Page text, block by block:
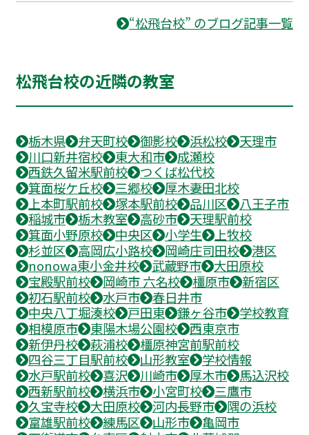
“松飛台校” のブログ記事一覧
松飛台校の近隣の教室
栃木県 弁天町校 御影校 浜松校
天理市
川口新井宿校
東大和市
成瀬校
西鉄久留米駅前校
つくば松代校
箕面桜ケ丘校
三郷校
厚木妻田北校
上本町駅前校
塚本駅前校 品川区
八王子市
稲城市
栃木教室 高砂市
天理駅前校
箕面小野原校
中央区 小学生
上牧校
杉並区
高岡広小路校 岡崎庄司田校
港区
nonowa東小金井校
武蔵野市
大田原校
宝殿駅前校
岡崎市 六名校 橿原市
新宿区
初石駅前校
水戸市
春日井市
中央八丁堀湊校
戸田東 鎌ヶ谷市
学校教育
相模原市
東陽木場公園校
西東京市
新伊丹校
萩浦校
橿原神宮前駅前校
四谷三丁目駅前校
山形教室
学校情報
水戸駅前校
喜沢 川崎市 厚木市
馬込沢校
西新駅前校
横浜市 小宮町校
三鷹市
久宝寺校
大田原校 河内長野市
隅の浜校
富雄駅前校
練馬区 山形市
亀岡市